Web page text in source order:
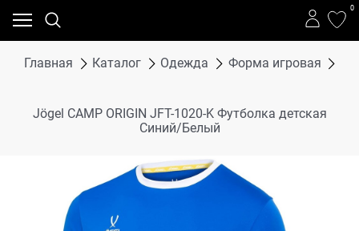
0
Главная Каталог Одежда Форма игровая
Jögel CAMP ORIGIN JFT-1020-K Футболка детская
Синий/Белый